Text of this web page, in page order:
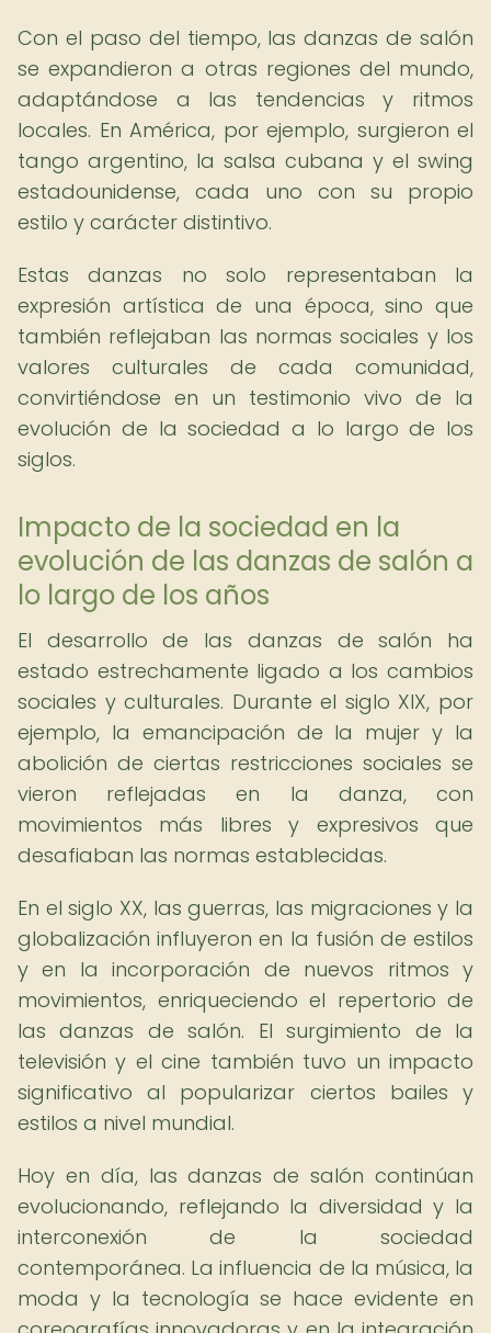
Con el paso del tiempo, las danzas de salón
se expandieron a otras regiones del mundo,
adaptándose a las tendencias y ritmos
locales. En América, por ejemplo, surgieron el
tango argentino, la salsa cubana y el swing
estadounidense, cada uno con su propio
estilo y carácter distintivo.
Estas danzas no solo representaban la
expresión artística de una época, sino que
también reflejaban las normas sociales y los
valores culturales de cada comunidad,
convirtiéndose en un testimonio vivo de la
evolución de la sociedad a lo largo de los
siglos.
Impacto de la sociedad en la
evolución de las danzas de salón a
lo largo de los años
El desarrollo de las danzas de salón ha
estado estrechamente ligado a los cambios
sociales y culturales. Durante el siglo XIX, por
ejemplo, la emancipación de la mujer y la
abolición de ciertas restricciones sociales se
vieron reflejadas en la danza, con
movimientos más libres y expresivos que
desafiaban las normas establecidas.
En el siglo XX, las guerras, las migraciones y la
globalización influyeron en la fusión de estilos
y en la incorporación de nuevos ritmos y
movimientos, enriqueciendo el repertorio de
las danzas de salón. El surgimiento de la
televisión y el cine también tuvo un impacto
significativo al popularizar ciertos bailes y
estilos a nivel mundial.
Hoy en día, las danzas de salón continúan
evolucionando, reflejando la diversidad y la
interconexión de la sociedad
contemporánea. La influencia de la música, la
moda y la tecnología se hace evidente en